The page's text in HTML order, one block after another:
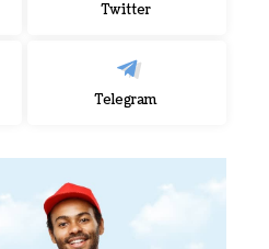
Twitter
Telegram